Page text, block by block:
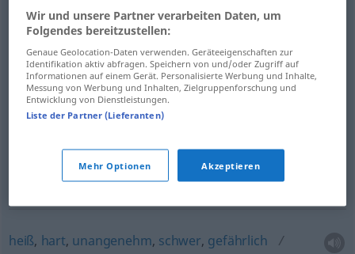
erhitzt,heiß,glühend,gerötet warmwarmed
up, glowing
, warm,herzlich warmfriendly
heiß, hart, unangenehm, schwer, gefährlich
Wir und unsere Partner verarbeiten Daten, um
Folgendes bereitzustellen:
Genaue Geolocation-Daten verwenden. Geräteeigenschaften zur
Identifikation aktiv abfragen. Speichern von und/oder Zugriff auf
Informationen auf einem Gerät. Personalisierte Werbung und Inhalte,
Messung von Werbung und Inhalten, Zielgruppenforschung und
Entwicklung von Dienstleistungen.
Liste der Partner (Lieferanten)
Mehr Optionen Akzeptieren